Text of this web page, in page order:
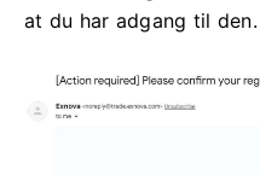
at du har adgang til den.